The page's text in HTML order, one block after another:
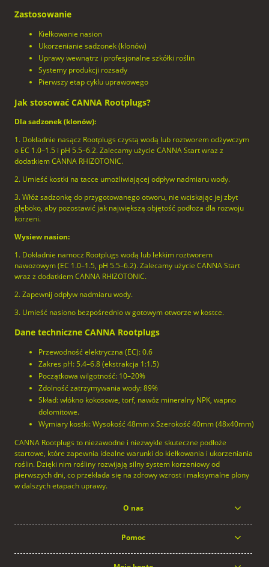
Zastosowanie
Kiełkowanie nasion
Ukorzenianie sadzonek (klonów)
Uprawy wewnątrz i profesjonalne szkółki roślin
Systemy produkcji rozsady
Pierwszy etap cyklu uprawowego
Jak stosować CANNA Rootplugs?
Dla sadzonek (klonów):
1. Dokładnie nasącz Rootplugs czystą wodą lub roztworem odżywczym
o EC 1.0–1.5 i pH 5.5–6.2. Zalecamy użycie CANNA Start wraz z
dodatkiem CANNA RHIZOTONIC.
2. Umieść kostki na tacce umożliwiającej odpływ nadmiaru wody.
3. Włóż sadzonkę do przygotowanego otworu, nie wciskając jej zbyt
głęboko, aby pozostawić jak największą objętość podłoża dla rozwoju
korzeni.
Wysiew nasion:
1. Dokładnie namocz Rootplugs wodą lub lekkim roztworem
nawozowym (EC 1.0–1.5, pH 5.5–6.2). Zalecamy użycie CANNA Start
wraz z dodatkiem CANNA RHIZOTONIC.
2. Zapewnij odpływ nadmiaru wody.
3. Umieść nasiono bezpośrednio w gotowym otworze w kostce.
Dane techniczne CANNA Rootplugs
Przewodność elektryczna (EC): 0.6
Zakres pH: 5.4–6.8 (ekstrakcja 1:1.5)
Początkowa wilgotność: 10–20%
Zdolność zatrzymywania wody: 89%
Skład: włókno kokosowe, torf, nawóz mineralny NPK, wapno
dolomitowe.
Wymiary kostki: Wysokość 48mm x Szerokość 40mm (48x40mm)
CANNA Rootplugs to niezawodne i niezwykle skuteczne podłoże
startowe, które zapewnia idealne warunki do kiełkowania i ukorzeniania
roślin. Dzięki nim rośliny rozwijają silny system korzeniowy od
pierwszych dni, co przekłada się na zdrowy wzrost i maksymalne plony
w dalszych etapach uprawy.
O nas
Pomoc